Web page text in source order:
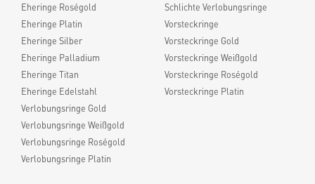
Eheringe Roségold
Eheringe Platin
Eheringe Silber
Eheringe Palladium
Eheringe Titan
Eheringe Edelstahl
Verlobungsringe Gold
Verlobungsringe Weißgold
Verlobungsringe Roségold
Verlobungsringe Platin
Schlichte Verlobungsringe
Vorsteckringe
Vorsteckringe Gold
Vorsteckringe Weißgold
Vorsteckringe Roségold
Vorsteckringe Platin